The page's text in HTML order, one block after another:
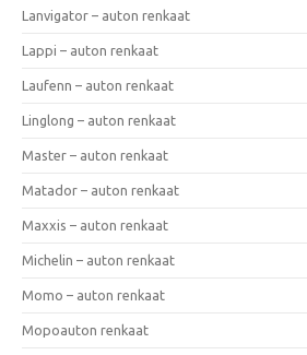
Lanvigator – auton renkaat
Lappi – auton renkaat
Laufenn – auton renkaat
Linglong – auton renkaat
Master – auton renkaat
Matador – auton renkaat
Maxxis – auton renkaat
Michelin – auton renkaat
Momo – auton renkaat
Mopoauton renkaat